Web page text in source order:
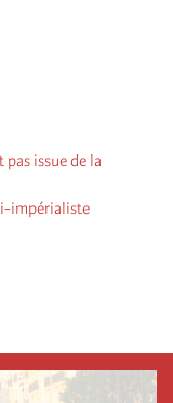
issue de la
impérialiste